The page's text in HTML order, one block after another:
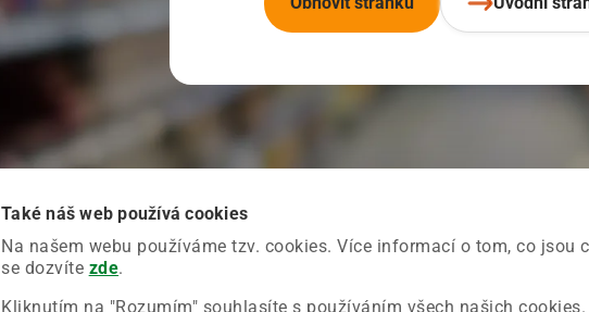
Také náš web používá cookies
Na našem webu používáme tzv. cookies. Více informací o tom, co jsou
se dozvíte zde.
Kliknutím na "Rozumím" souhlasíte s používáním všech našich